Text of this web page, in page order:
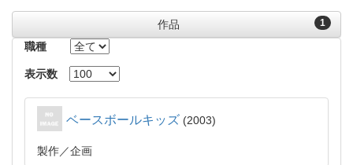
1
作品
職種
表示数
ベースボールキッズ 2003
製作 企画